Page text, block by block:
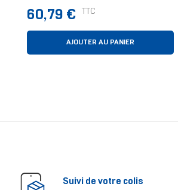
D’ordinateur Processeur
Refroidisseur D'air 12 Cm
Blanc 1 Pièce(s)
Prix
60,79 € TTC
AJOUTER AU PANIER
Suivi de votre colis